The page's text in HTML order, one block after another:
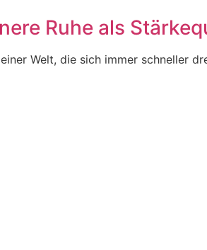
Ruhe als
Welt, die sich immer